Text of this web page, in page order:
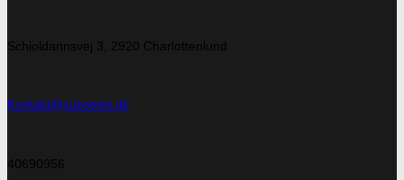
Schioldannsvej 3, 2920 Charlottenlund
Kontakt@subseed.dk
40690956